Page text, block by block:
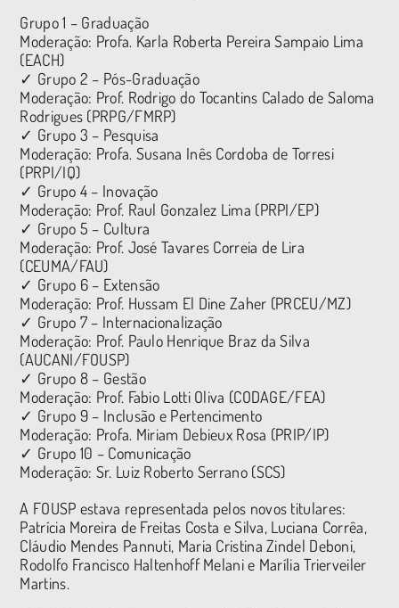
Grupo 1 – Graduação
Moderação: Profa. Karla Roberta Pereira Sampaio Lima
(EACH)
✓ Grupo 2 – Pós-Graduação
Moderação: Prof. Rodrigo do Tocantins Calado de Saloma
Rodrigues (PRPG/FMRP)
✓ Grupo 3 – Pesquisa
Moderação: Profa. Susana Inês Cordoba de Torresi
(PRPI/IQ)
✓ Grupo 4 – Inovação
Moderação: Prof. Raul Gonzalez Lima (PRPI/EP)
✓ Grupo 5 – Cultura
Moderação: Prof. José Tavares Correia de Lira
(CEUMA/FAU)
✓ Grupo 6 – Extensão
Moderação: Prof. Hussam El Dine Zaher (PRCEU/MZ)
✓ Grupo 7 – Internacionalização
Moderação: Prof. Paulo Henrique Braz da Silva
(AUCANI/FOUSP)
✓ Grupo 8 – Gestão
Moderação: Prof. Fabio Lotti Oliva (CODAGE/FEA)
✓ Grupo 9 – Inclusão e Pertencimento
Moderação: Profa. Miriam Debieux Rosa (PRIP/IP)
✓ Grupo 10 – Comunicação
Moderação: Sr. Luiz Roberto Serrano (SCS)
A FOUSP estava representada pelos novos titulares:
Patrícia Moreira de Freitas Costa e Silva, Luciana Corrêa,
Cláudio Mendes Pannuti, Maria Cristina Zindel Deboni,
Rodolfo Francisco Haltenhoff Melani e Marília Trierveiler
Martins.